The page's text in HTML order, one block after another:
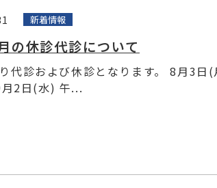
新着情報
の休診代診について
代診および休診となります。 8月
2日(水) 午...